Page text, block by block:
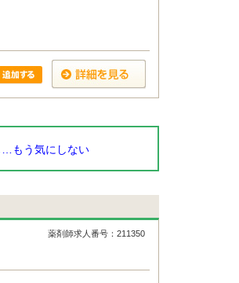
…もう気にしない
薬剤師求人番号：211350